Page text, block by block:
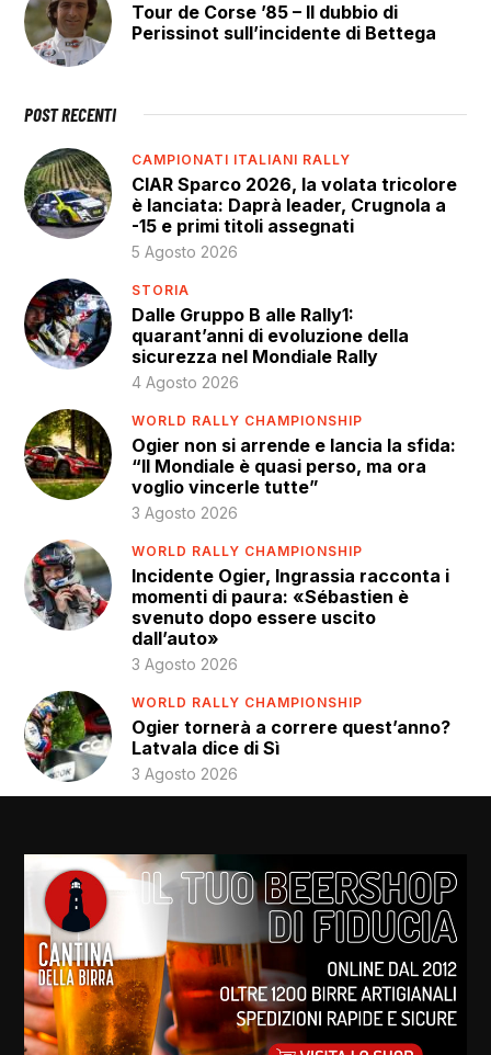
Tour de Corse ’85 – Il dubbio di
Perissinot sull’incidente di Bettega
POST RECENTI
CAMPIONATI ITALIANI RALLY
CIAR Sparco 2026, la volata tricolore
è lanciata: Daprà leader, Crugnola a
-15 e primi titoli assegnati
5 Agosto 2026
STORIA
Dalle Gruppo B alle Rally1:
quarant’anni di evoluzione della
sicurezza nel Mondiale Rally
4 Agosto 2026
WORLD RALLY CHAMPIONSHIP
Ogier non si arrende e lancia la sfida:
“Il Mondiale è quasi perso, ma ora
voglio vincerle tutte”
3 Agosto 2026
WORLD RALLY CHAMPIONSHIP
Incidente Ogier, Ingrassia racconta i
momenti di paura: «Sébastien è
svenuto dopo essere uscito
dall’auto»
3 Agosto 2026
WORLD RALLY CHAMPIONSHIP
Ogier tornerà a correre quest’anno?
Latvala dice di Sì
3 Agosto 2026